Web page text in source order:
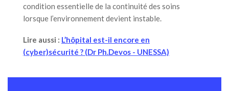
condition essentielle de la continuité des soins
lorsque l’environnement devient instable.
Lire aussi : L’hôpital est-il encore en
(cyber)sécurité ? (Dr Ph.Devos - UNESSA)